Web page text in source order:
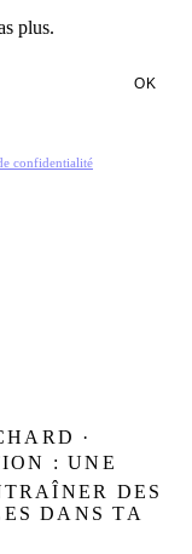
plus.
OK
confidentialité
·
: UNE
DES
DANS TA